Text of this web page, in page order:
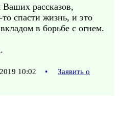
рассказов,
спасти жизнь, и это
в борьбе с огнем.
10:02 •
Заявить о